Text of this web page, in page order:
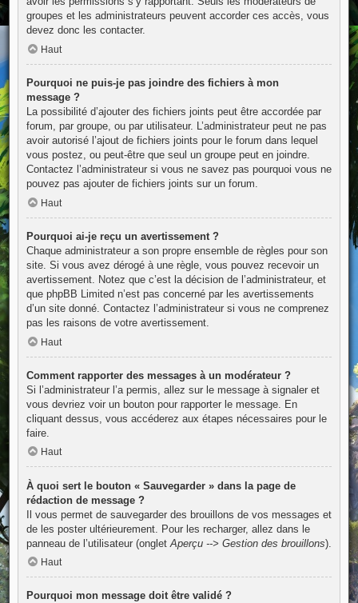
groupes et les administrateurs peuvent accorder ces accès, vous
devez donc les contacter.
Haut
Pourquoi ne puis-je pas joindre des fichiers à mon
message ?
La possibilité d’ajouter des fichiers joints peut être accordée par
forum, par groupe, ou par utilisateur. L’administrateur peut ne pas
avoir autorisé l’ajout de fichiers joints pour le forum dans lequel
vous postez, ou peut-être que seul un groupe peut en joindre.
Contactez l’administrateur si vous ne savez pas pourquoi vous ne
pouvez pas ajouter de fichiers joints sur un forum.
Haut
Pourquoi ai-je reçu un avertissement ?
Chaque administrateur a son propre ensemble de règles pour son
site. Si vous avez dérogé à une règle, vous pouvez recevoir un
avertissement. Notez que c’est la décision de l’administrateur, et
que phpBB Limited n’est pas concerné par les avertissements
d’un site donné. Contactez l’administrateur si vous ne comprenez
pas les raisons de votre avertissement.
Haut
Comment rapporter des messages à un modérateur ?
Si l’administrateur l’a permis, allez sur le message à signaler et
vous devriez voir un bouton pour rapporter le message. En
cliquant dessus, vous accéderez aux étapes nécessaires pour le
faire.
Haut
À quoi sert le bouton « Sauvegarder » dans la page de
rédaction de message ?
Il vous permet de sauvegarder des brouillons de vos messages et
de les poster ultérieurement. Pour les recharger, allez dans le
panneau de l’utilisateur (onglet Aperçu --> Gestion des brouillons).
Haut
Pourquoi mon message doit être validé ?